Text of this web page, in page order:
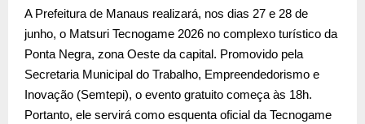
A Prefeitura de Manaus realizará, nos dias 27 e 28 de
junho, o Matsuri Tecnogame 2026 no complexo turístico da
Ponta Negra, zona Oeste da capital. Promovido pela
Secretaria Municipal do Trabalho, Empreendedorismo e
Inovação (Semtepi), o evento gratuito começa às 18h.
Portanto, ele servirá como esquenta oficial da Tecnogame